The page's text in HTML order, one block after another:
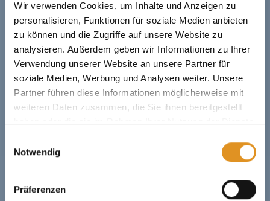
Wir verwenden Cookies, um Inhalte und Anzeigen zu
personalisieren, Funktionen für soziale Medien anbieten
zu können und die Zugriffe auf unsere Website zu
analysieren. Außerdem geben wir Informationen zu Ihrer
Verwendung unserer Website an unsere Partner für
soziale Medien, Werbung und Analysen weiter. Unsere
Partner führen diese Informationen möglicherweise mit
weiteren Daten zusammen, die Sie ihnen bereitgestellt
haben oder die sie im Rahmen Ihrer Nutzung der Dienste
Cookies, wenn Sie unsere Webseite weiterhin nutzen.
Notwendig
Präferenzen